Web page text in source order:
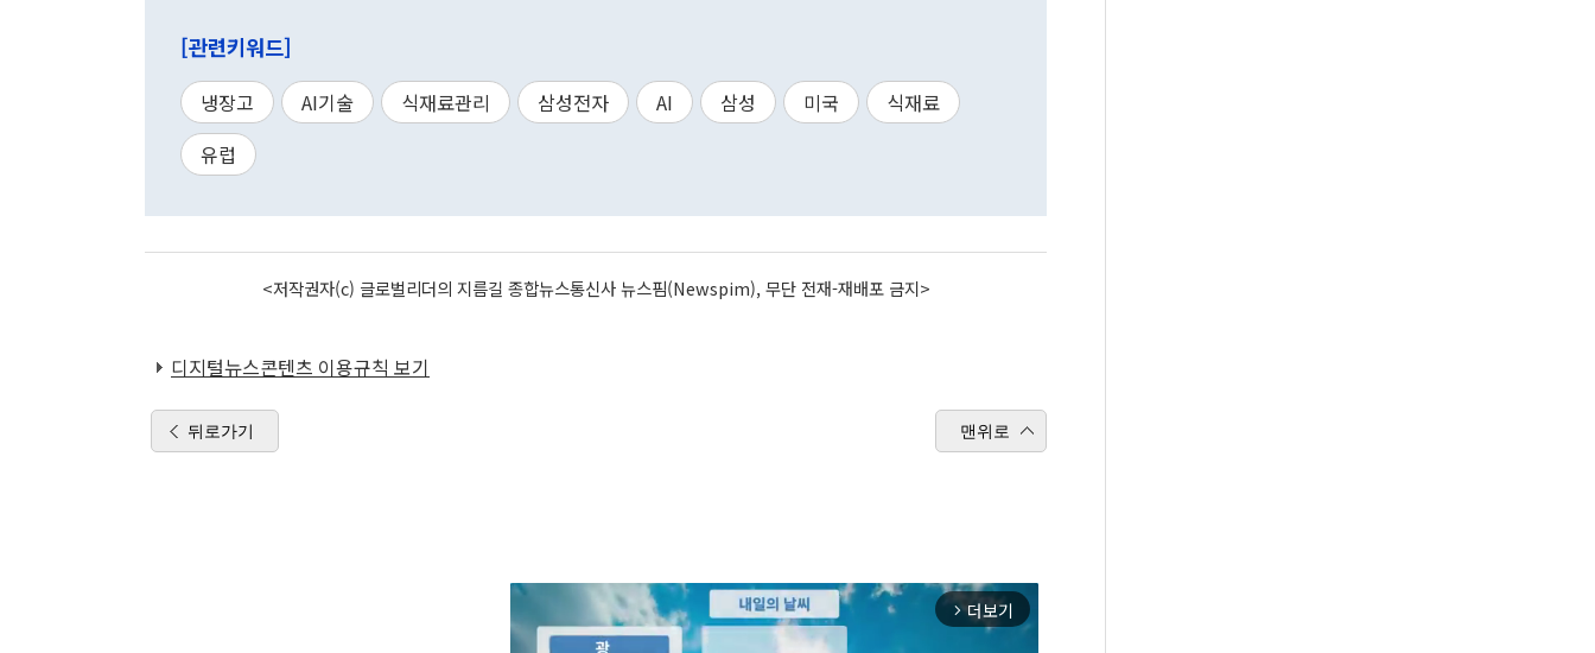
[관련키워드]
냉장고 AI기술 식재료관리 삼성전자 AI 삼성 미국
식재료
유럽
<저작권자(c) 글로벌리더의 지름길 종합뉴스통신사 뉴스핌(Newspim), 무단 전재-재배포 금지>
디지털뉴스콘텐츠 이용규칙 보기
뒤로가기 맨위로
arrow_forward_ios 더보기